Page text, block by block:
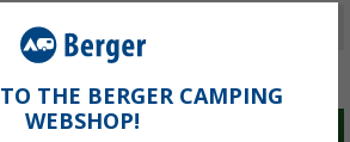
FILTER ANZEIGEN
THE BERGER CAMPING
WEBSHOP!